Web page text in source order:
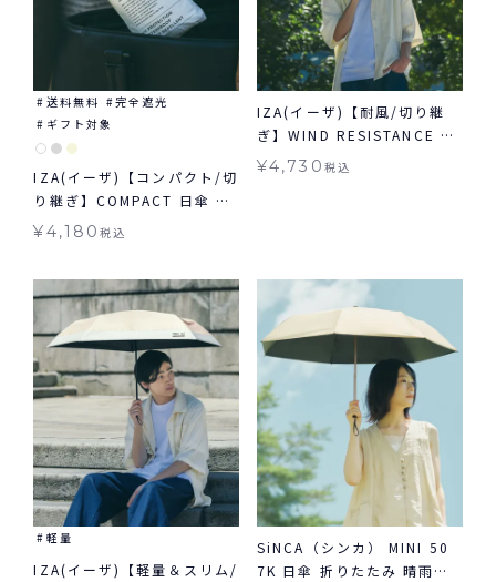
送料無料
完全遮光
ギフト対象
IZA(イーザ)【コンパクト/切
り継ぎ】COMPACT 日傘 折
りたたみ ギフト対象 晴雨兼
¥4,180税込
IZA(イーザ)【耐風/切り継
ぎ】WIND RESISTANCE ウ
ィンドレジスタンス 日傘 折
¥4,730 税込
軽量
IZA(イーザ)【軽量＆スリム/
SiNCA（シンカ） MINI 50
7K 日傘 折りたたみ 晴雨兼